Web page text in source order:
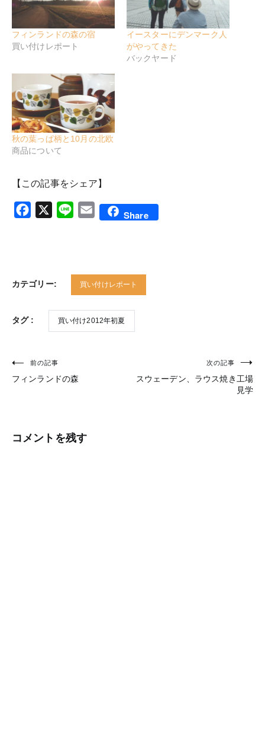
フィンランドの森の宿
買い付けレポート
イースターにデンマーク人
がやってきた
バックヤード
秋の葉っぱ柄と10月の北欧
商品について
【この記事をシェア】
Facebook
X Line Email Share
カテゴリー: 買い付けレポート
タグ : 買い付け2012年初夏
投
稿
ゲ
前の記事
フィンランドの森
次の記事
スウェーデン、ラウス焼き工場
見学
コメントを残す